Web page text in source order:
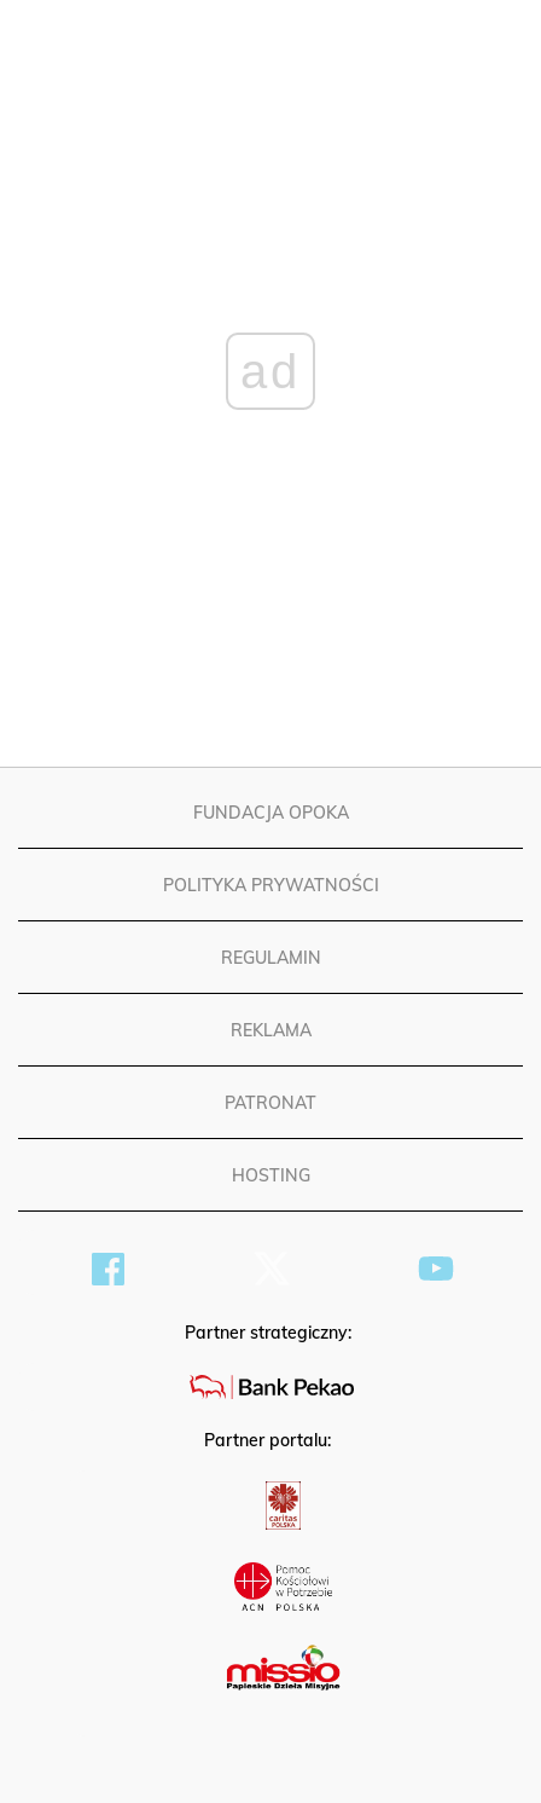
FUNDACJA OPOKA
POLITYKA PRYWATNOŚCI
REGULAMIN
REKLAMA
PATRONAT
HOSTING
Partner strategiczny:
Partner portalu: